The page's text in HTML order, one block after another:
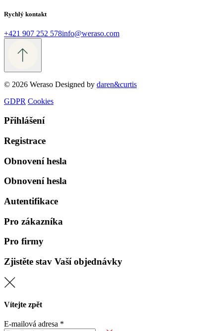
Rychlý kontakt
+421 907 252 578info@weraso.com
© 2026 Weraso Designed by daren&curtis
GDPR Cookies
Přihlášení
Registrace
Obnovení hesla
Obnovení hesla
Autentifikace
Pro zákazníka
Pro firmy
Zjistěte stav Vaší objednávky
Vítejte zpět
E-mailová adresa *